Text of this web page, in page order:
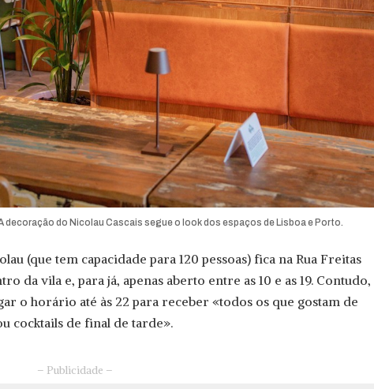
decoração do Nicolau Cascais segue o look dos espaços de Lisboa e Porto.
(que tem capacidade para 120 pessoas) fica na Rua Freitas
da vila e, para já, apenas aberto entre as 10 e as 19. Contudo,
o horário até às 22 para receber «todos os que gostam de
cocktails de final de tarde».
– Publicidade –